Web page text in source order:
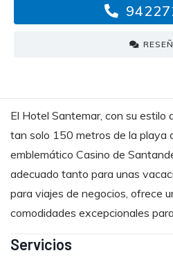
El Hotel Santemar, con su estilo
tan solo 150 metros de la playa
emblemático Casino de
adecuado tanto para unas
para viajes de negocios, ofrece
comodidades excepcionales
Servicios